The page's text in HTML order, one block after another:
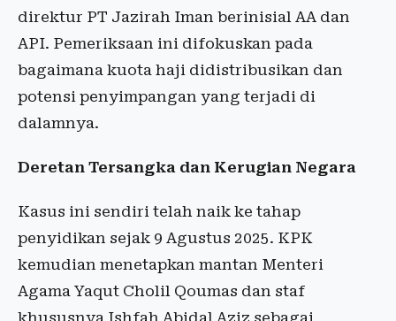
direktur PT Jazirah Iman berinisial AA dan
API. Pemeriksaan ini difokuskan pada
bagaimana kuota haji didistribusikan dan
potensi penyimpangan yang terjadi di
dalamnya.
Deretan Tersangka dan Kerugian Negara
Kasus ini sendiri telah naik ke tahap
penyidikan sejak 9 Agustus 2025. KPK
kemudian menetapkan mantan Menteri
Agama Yaqut Cholil Qoumas dan staf